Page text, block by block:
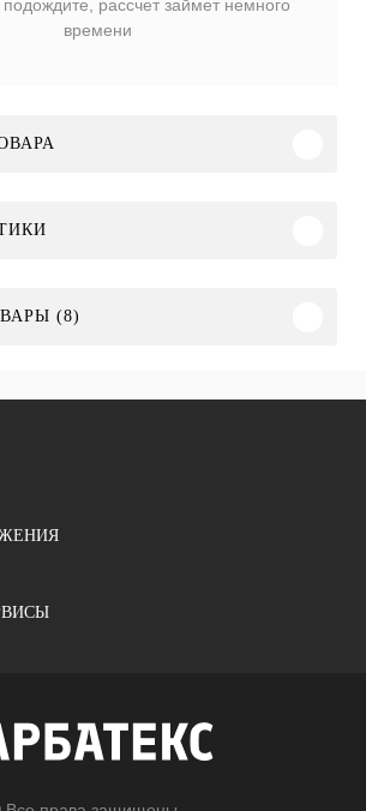
рассчет займет немного
времени
(8)